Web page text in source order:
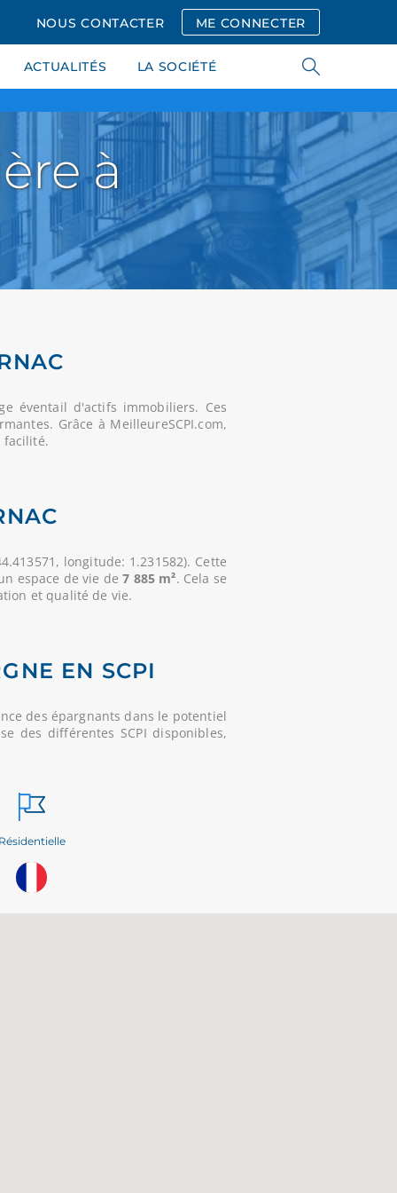
NOUS CONTACTER ME CONNECTER
ACTUALITÉS LA SOCIÉTÉ
à
éventail d'actifs immobiliers. Ces
Grâce à MeilleureSCPI.com,
facilité.
longitude: 1.231582). Cette
espace de vie de7 885 m². Cela se
et qualité de vie.
EN SCPI
des épargnants dans le potentiel
des différentes SCPI disponibles,